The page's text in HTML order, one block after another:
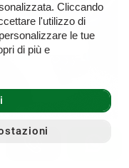
Cliccando
l'utilizzo di
le tue
di più e